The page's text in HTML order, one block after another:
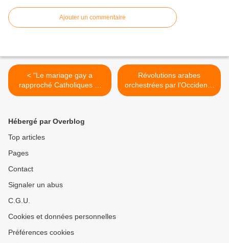
Ajouter un commentaire
< "Le mariage gay a
rapproché Catholiques et
Musulmans" (Marc George)
Révolutions arabes
orchestrées par l'Occident -
L'Egypte,les Frères
Hébergé par Overblog
Top articles
Pages
Contact
Signaler un abus
C.G.U.
Cookies et données personnelles
Préférences cookies